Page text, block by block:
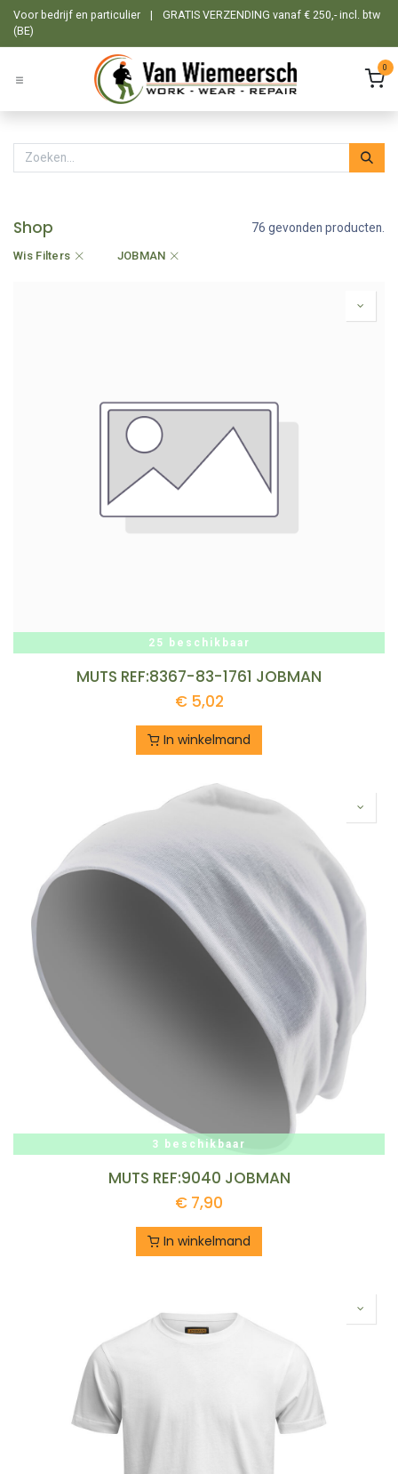
Overslaan naar inhoud
Voor bedrijf en particulier |
GRATIS VERZENDING vanaf € 250,- incl. btw
(BE)
0
Shop 76 gevonden producten.
Wis Filters JOBMAN
25 beschikbaar
MUTS REF:8367-83-1761 JOBMAN
€ 5,02
In winkelmand
3 beschikbaar
MUTS REF:9040 JOBMAN
€ 7,90
In winkelmand